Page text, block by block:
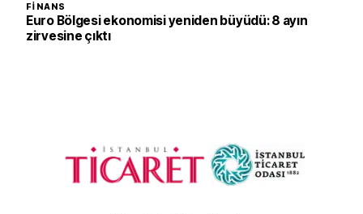
FINANS
Euro Bölgesi ekonomisi yeniden büyüdü: 8 ayın
zirvesine çıktı